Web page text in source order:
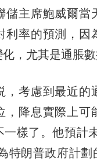
儲主席鮑威爾當
利率的預測，因
，尤其是通脹數
考慮到最近的
，降息實際上可
一樣了。他預計
特朗普政府計劃